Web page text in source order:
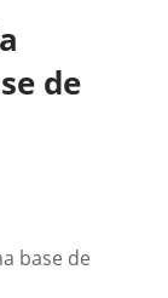
de
base de